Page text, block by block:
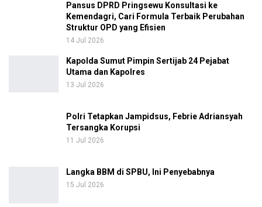
Pansus DPRD Pringsewu Konsultasi ke
Kemendagri, Cari Formula Terbaik Perubahan
Struktur OPD yang Efisien
14 Jul 2026
Kapolda Sumut Pimpin Sertijab 24 Pejabat
Utama dan Kapolres
13 Jul 2026
Polri Tetapkan Jampidsus, Febrie Adriansyah
Tersangka Korupsi
11 Jul 2026
Langka BBM di SPBU, Ini Penyebabnya
15 Jul 2026